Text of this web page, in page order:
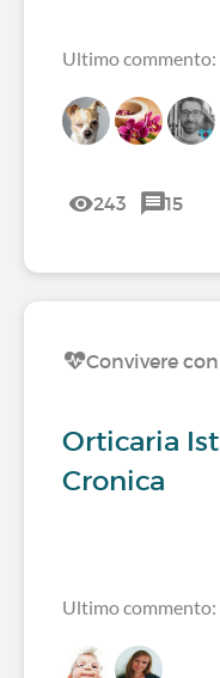
Ultimo
243 15
Convivere
Orticaria
Cronica
Ultimo